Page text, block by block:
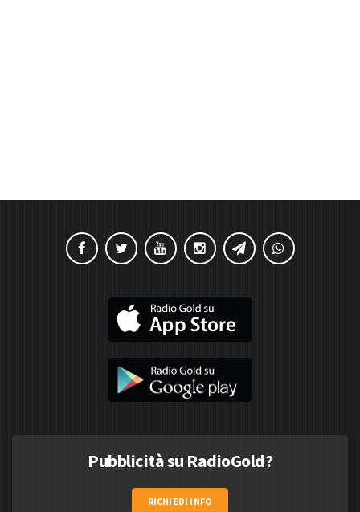
Pubblicità su RadioGold?
RICHIEDI INFO